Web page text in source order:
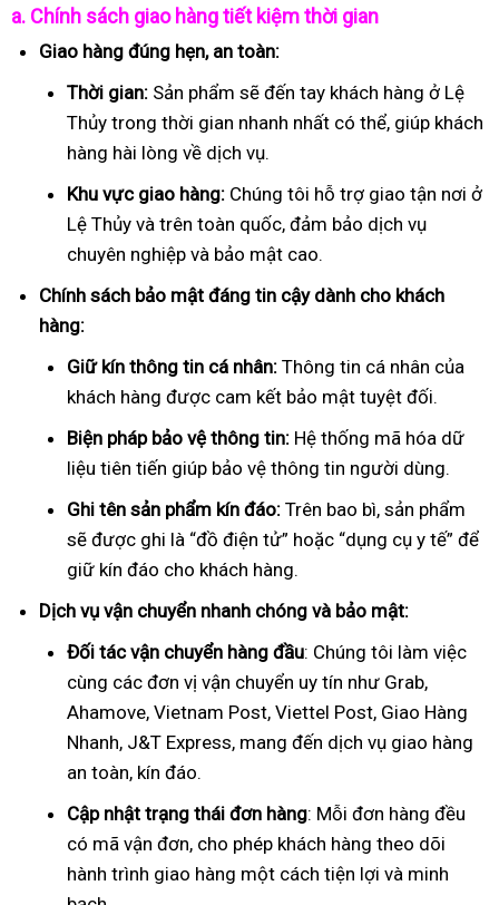
a. Chính sách giao hàng tiết kiệm thời gian
Giao hàng đúng hẹn, an toàn:
Thời gian: Sản phẩm sẽ đến tay khách hàng ở Lệ
Thủy trong thời gian nhanh nhất có thể, giúp khách
hàng hài lòng về dịch vụ.
Khu vực giao hàng: Chúng tôi hỗ trợ giao tận nơi ở
Lệ Thủy và trên toàn quốc, đảm bảo dịch vụ
chuyên nghiệp và bảo mật cao.
Chính sách bảo mật đáng tin cậy dành cho khách
hàng:
Giữ kín thông tin cá nhân: Thông tin cá nhân của
khách hàng được cam kết bảo mật tuyệt đối.
Biện pháp bảo vệ thông tin: Hệ thống mã hóa dữ
liệu tiên tiến giúp bảo vệ thông tin người dùng.
Ghi tên sản phẩm kín đáo: Trên bao bì, sản phẩm
sẽ được ghi là “đồ điện tử” hoặc “dụng cụ y tế” để
giữ kín đáo cho khách hàng.
Dịch vụ vận chuyển nhanh chóng và bảo mật:
Đối tác vận chuyển hàng đầu: Chúng tôi làm việc
cùng các đơn vị vận chuyển uy tín như Grab,
Ahamove, Vietnam Post, Viettel Post, Giao Hàng
Nhanh, J&T Express, mang đến dịch vụ giao hàng
an toàn, kín đáo.
Cập nhật trạng thái đơn hàng: Mỗi đơn hàng đều
có mã vận đơn, cho phép khách hàng theo dõi
hành trình giao hàng một cách tiện lợi và minh